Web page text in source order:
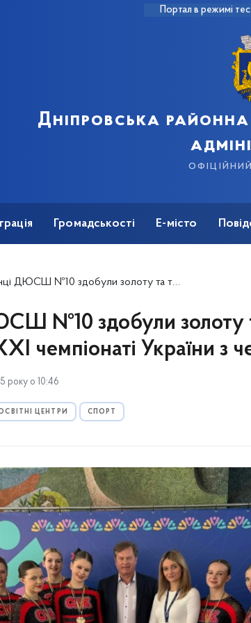
Портал в режимі
Дніпровська
Громадськості Е-місто
здобули золоту та три срібні нагороди на ХХІ чемпіонаті України з черліденгу
№10 здобули золоту
чемпіонаті України з
року о 10:46
ЦЕНТРИ СПОРТ